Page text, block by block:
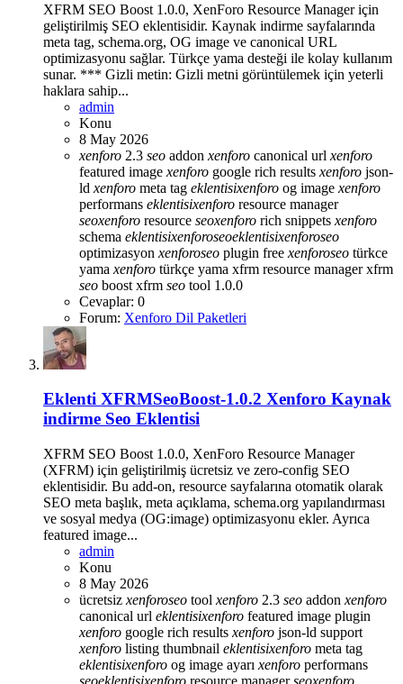
XFRM SEO Boost 1.0.0, XenForo Resource Manager için
geliştirilmiş SEO eklentisidir. Kaynak indirme sayfalarında
meta tag, schema.org, OG image ve canonical URL
optimizasyonu sağlar. Türkçe yama desteği ile kolay kullanım
sunar. *** Gizli metin: Gizli metni görüntülemek için yeterli
haklara sahip...
admin
Konu
8 May 2026
xenforo 2.3 seo addon xenforo canonical url xenforo
featured image xenforo google rich results xenforo json-
ld xenforo meta tag eklentisixenforo og image xenforo
performans eklentisixenforo resource manager
seoxenforo resource seoxenforo rich snippets xenforo
schema eklentisixenforoseoeklentisixenforoseo
optimizasyon xenforoseo plugin free xenforoseo türkce
yama xenforo türkçe yama xfrm resource managerxfrm
seo boost xfrm seo tool 1.0.0
Cevaplar: 0
Forum: Xenforo Dil Paketleri
Eklenti XFRMSeoBoost-1.0.2 Xenforo Kaynak
indirme Seo Eklentisi
XFRM SEO Boost 1.0.0, XenForo Resource Manager
(XFRM) için geliştirilmiş ücretsiz ve zero-config SEO
eklentisidir. Bu add-on, resource sayfalarına otomatik olarak
SEO meta başlık, meta açıklama, schema.org yapılandırması
ve sosyal medya (OG:image) optimizasyonu ekler. Ayrıca
featured image...
admin
Konu
8 May 2026
ücretsiz xenforoseo tool xenforo 2.3 seo addon xenforo
canonical url eklentisixenforo featured image plugin
xenforo google rich results xenforo json-ld support
xenforo listing thumbnail eklentisixenforo meta tag
eklentisixenforo og image ayarı xenforo performans
seoeklentisixenforo resource manager seoxenforo